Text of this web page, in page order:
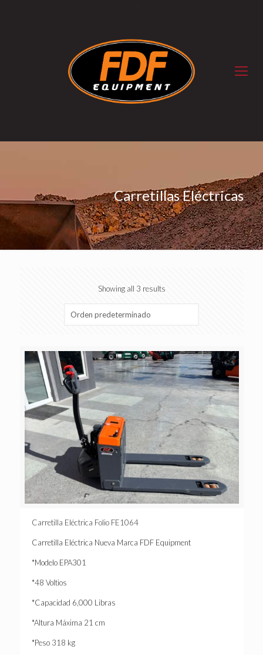
Carretillas Eléctricas
Showing all 3 results
Carretilla Eléctrica Folio FE1064
Carretilla Eléctrica Nueva Marca FDF Equipment
*Modelo EPA301
*48 Voltios
*Capacidad 6,000 Libras
*Altura Máxima 21 cm
*Peso 318 kg